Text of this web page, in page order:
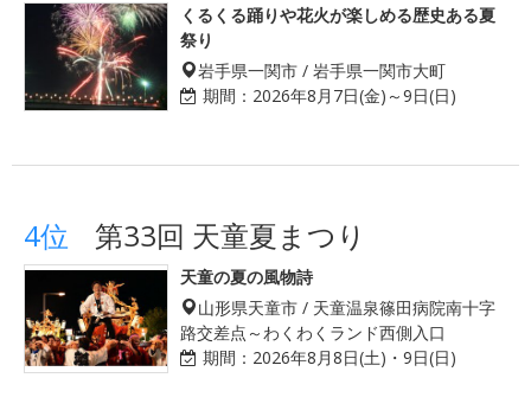
くるくる踊りや花火が楽しめる歴史ある夏
祭り
岩手県一関市 / 岩手県一関市大町
期間： 2026年8月7日(金)～9日(日)
4位 第33回 天童夏まつり
天童の夏の風物詩
山形県天童市 / 天童温泉篠田病院南十字
路交差点～わくわくランド西側入口
期間： 2026年8月8日(土)・9日(日)